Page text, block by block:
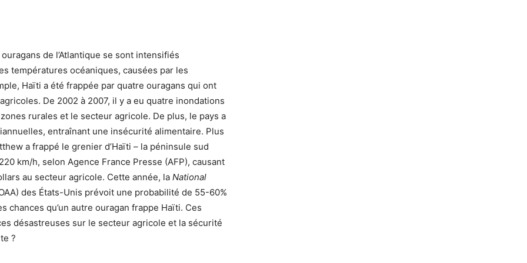
de l’Atlantique se sont intensifiés
températures océaniques, causées par les
Haïti a été frappée par quatre ouragans qui ont
De 2002 à 2007, il y a eu quatre inondations
rurales et le secteur agricole. De plus, le pays a
entraînant une insécurité alimentaire. Plus
a frappé le grenier d’Haïti – la péninsule sud
km/h, selon Agence France Presse (AFP), causant
au secteur agricole. Cette année, la National
des États-Unis prévoit une probabilité de 55-60%
chances qu’un autre ouragan frappe Haïti. Ces
désastreuses sur le secteur agricole et la sécurité
?